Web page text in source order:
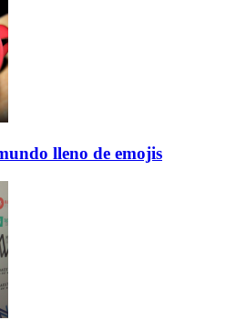
lleno de emojis